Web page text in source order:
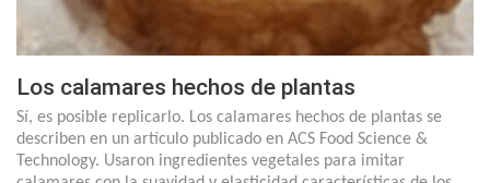
Los calamares hechos de plantas
Sí, es posible replicarlo. Los calamares hechos de plantas se
describen en un artículo publicado en ACS Food Science &
Technology. Usaron ingredientes vegetales para imitar